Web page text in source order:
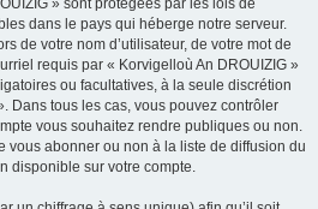
» sont protégées par les lois de
dans le pays qui héberge notre serveur.
de votre nom d’utilisateur, de votre mot de
requis par « Korvigelloù An DROUIZIG »
ou facultatives, à la seule discrétion
Dans tous les cas, vous pouvez contrôler
vous souhaitez rendre publiques ou non.
vous abonner ou non à la liste de diffusion du
disponible sur votre compte.